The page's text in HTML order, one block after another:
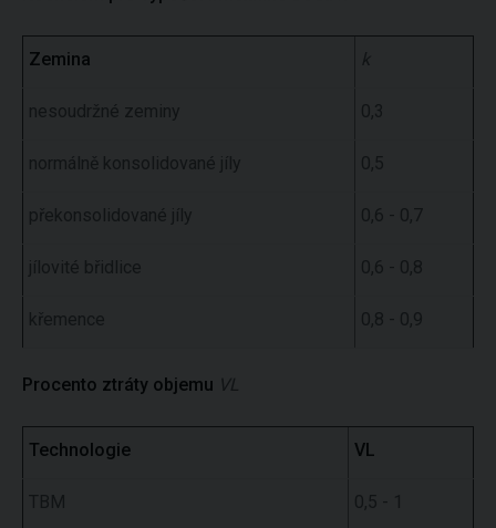
Zemina k
nesoudržné zeminy 0,3
normálně konsolidované jíly 0,5
překonsolidované jíly 0,6 - 0,7
jílovité břidlice 0,6 - 0,8
křemence 0,8 - 0,9
Procento ztráty objemu VL
Technologie VL
TBM 0,5 - 1